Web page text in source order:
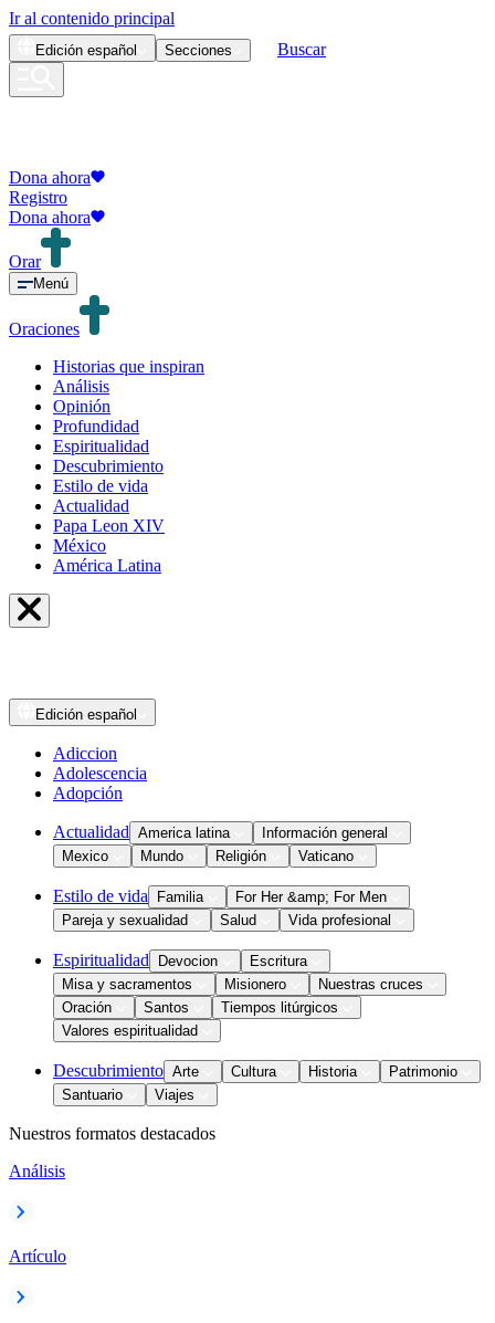
Ir al contenido principal
Edición español Secciones Buscar
Dona ahora
Registro
Dona ahora
Orar
Menú
Oraciones
Historias que inspiran
Análisis
Opinión
Profundidad
Espiritualidad
Descubrimiento
Estilo de vida
Actualidad
Papa Leon XIV
México
América Latina
Edición español
Adiccion
Adolescencia
Adopción
Actualidad America latina
Información general
Mexico
Mundo Religión Vaticano
Estilo de vida Familia
For Her &amp; For Men
Pareja y sexualidad
Salud Vida profesional
Espiritualidad Devocion
Escritura
Misa y sacramentos
Misionero
Nuestras cruces
Oración
Santos
Tiempos litúrgicos
Valores espiritualidad
Descubrimiento Arte Cultura Historia
Patrimonio
Santuario
Viajes
Nuestros formatos destacados
Análisis
Artículo